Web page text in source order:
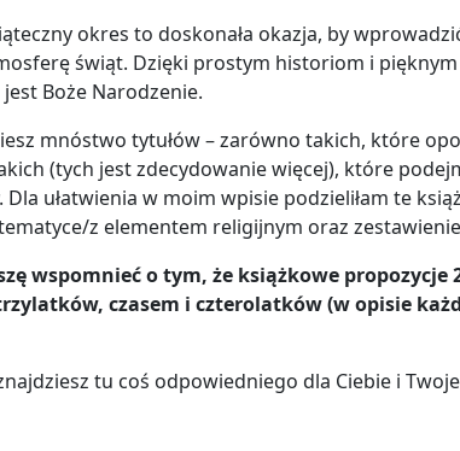
okres to doskonała okazja, by
świąt. Dzięki prostym historiom i
Boże Narodzenie.
mnóstwo tytułów – zarówno takich, które
(tych jest zdecydowanie więcej), które
ułatwienia w moim wpisie podzieliłam te
z elementem religijnym oraz
wspomnieć o tym, że książkowe propozycje
czasem i czterolatków (w opisie
tu coś odpowiedniego dla Ciebie i